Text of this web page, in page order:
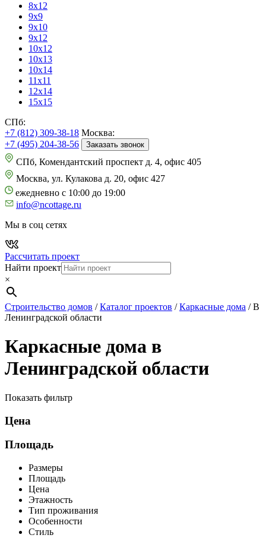
8х12
9х9
9х10
9х12
10х12
10х13
10х14
11х11
12х14
15х15
СПб:
+7 (812) 309-38-18 Москва:
+7 (495) 204-38-56
Заказать звонок
СПб, Комендантский проспект д. 4, офис 405
Москва, ул. Кулакова д. 20, офис 427
ежедневно с 10:00 до 19:00
info@ncottage.ru
Мы в соц сетях
Рассчитать проект
Найти проект
×
Строительство домов /Каталог проектов /Каркасные дома /В
Ленинградской области
Каркасные дома в
Ленинградской области
Показать фильтр
Цена
Площадь
Размеры
Площадь
Цена
Этажность
Тип проживания
Особенности
Стиль